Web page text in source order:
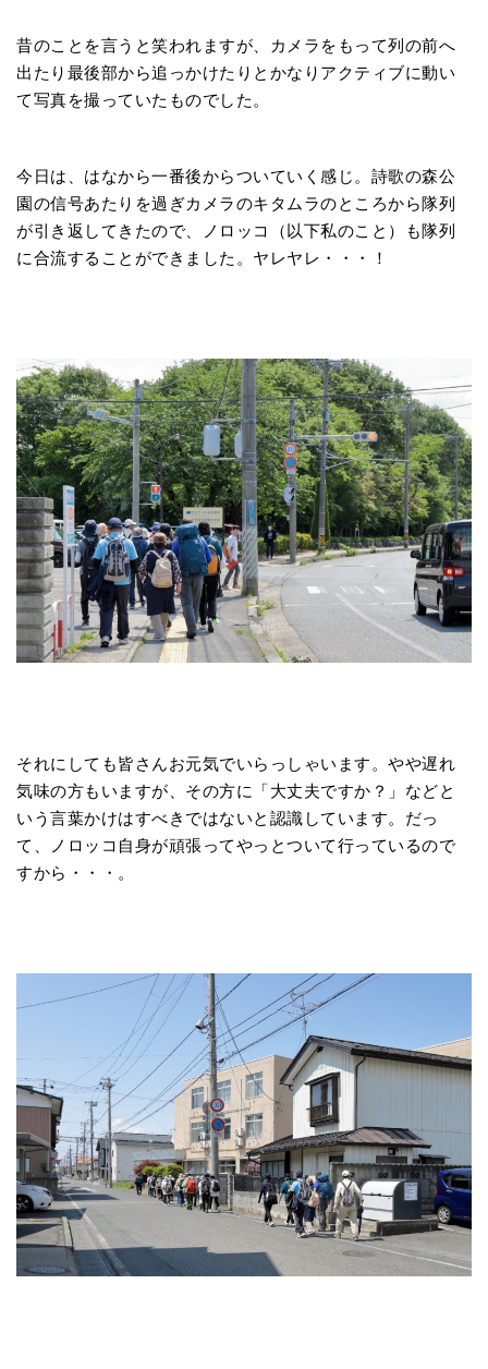
昔のことを言うと笑われますが、カメラをもって列の前へ
出たり最後部から追っかけたりとかなりアクティブに動い
て写真を撮っていたものでした。
今日は、はなから一番後からついていく感じ。詩歌の森公
園の信号あたりを過ぎカメラのキタムラのところから隊列
が引き返してきたので、ノロッコ（以下私のこと）も隊列
に合流することができました。ヤレヤレ・・・！
それにしても皆さんお元気でいらっしゃいます。やや遅れ
気味の方もいますが、その方に「大丈夫ですか？」などと
いう言葉かけはすべきではないと認識しています。だっ
て、ノロッコ自身が頑張ってやっとついて行っているので
すから・・・。